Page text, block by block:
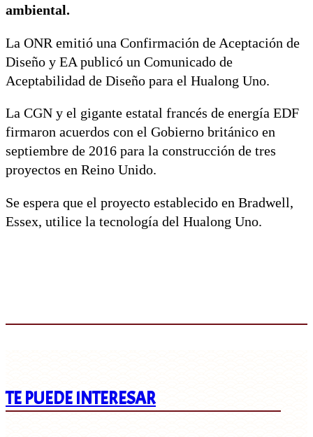
ambiental.
La ONR emitió una Confirmación de Aceptación de
Diseño y EA publicó un Comunicado de
Aceptabilidad de Diseño para el Hualong Uno.
La CGN y el gigante estatal francés de energía EDF
firmaron acuerdos con el Gobierno británico en
septiembre de 2016 para la construcción de tres
proyectos en Reino Unido.
Se espera que el proyecto establecido en Bradwell,
Essex, utilice la tecnología del Hualong Uno.
TE PUEDE INTERESAR